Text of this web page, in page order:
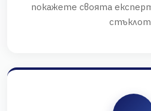
покажете своята